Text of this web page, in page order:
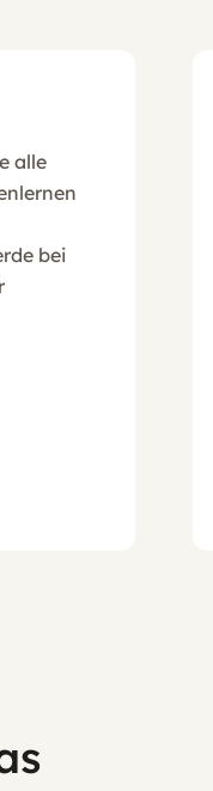
alle
bei